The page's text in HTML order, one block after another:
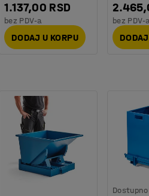
1.137,00 RSD
bez PDV-a
DODAJ U KORPU
bez PDV-